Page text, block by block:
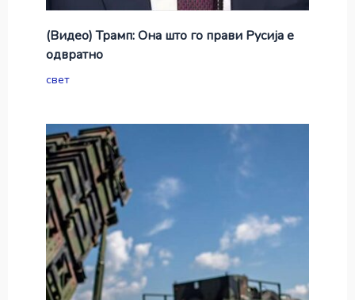
(Видео) Трамп: Она што го прави Русија е
одвратно
свет